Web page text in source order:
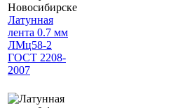
Латунная
лента 0.7 мм
ЛМц58-2
ГОСТ 2208-
2007